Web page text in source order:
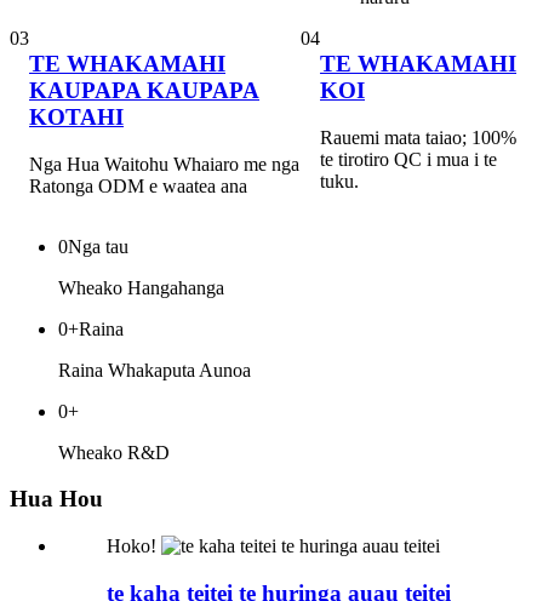
03
TE WHAKAMAHI
KAUPAPA KAUPAPA
KOTAHI
Nga Hua Waitohu Whaiaro me nga
Ratonga ODM e waatea ana
04
TE WHAKAMAHI
KOI
Rauemi mata taiao; 100%
te tirotiro QC i mua i te
tuku.
0Nga tau
Wheako Hangahanga
0+Raina
Raina Whakaputa Aunoa
0+
Wheako R&D
Hua Hou
Hoko!
te kaha teitei te huringa auau teitei